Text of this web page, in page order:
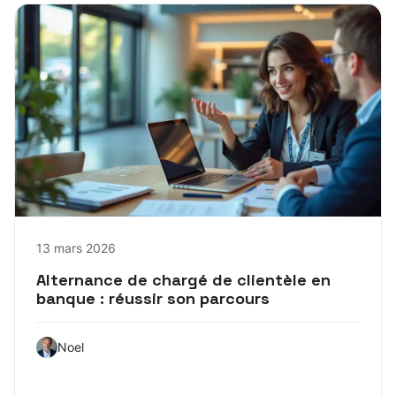
13 mars 2026
Alternance de chargé de clientèle en
banque : réussir son parcours
Noel